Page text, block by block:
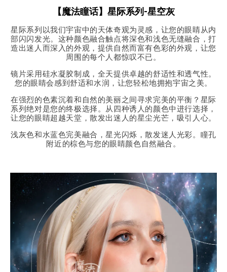
【魔法瞳话】星际系列-星空灰
星际系列以我们宇宙中的天体奇观为灵感，让您的眼睛从内
部闪闪发光。这种颜色融合触点将深色和浅色无缝融合，打
造出迷人而深入的外观，提供自然而富有色彩的外观，让您
周围的每个人都惊叹不已。
镜片采用硅水凝胶制成，全天提供卓越的舒适性和透气性。
您的眼睛会感到舒适和水润，让您轻松地拥抱宇宙之美。
在强烈的色素沉着和自然的美丽之间寻求完美的平衡？星际
系列绝对是您的终极选择。从四种诱人的颜色中进行选择，
让您的眼睛超越天堂，散发出迷人的星尘光芒，吸引人心。
浅灰色和水蓝色完美融合，星光闪烁，散发迷人光彩。瞳孔
附近的棕色与您的眼睛颜色自然融合。